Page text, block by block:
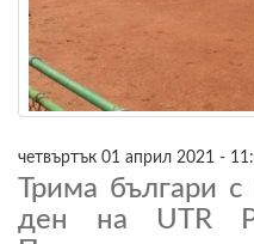
четвъртък 01 април 2021 -
Трима българи
ден на UTR